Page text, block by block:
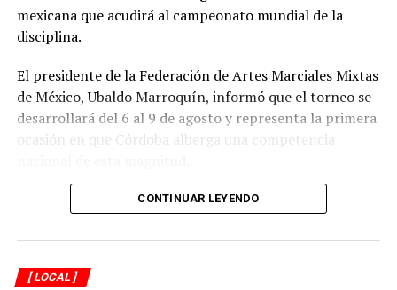
mexicana que acudirá al campeonato mundial de la
disciplina.
El presidente de la Federación de Artes Marciales Mixtas
de México, Ubaldo Marroquín, informó que el torneo se
desarrollará del 6 al 9 de agosto y representa la primera
ocasión en que Córdoba alberga una competencia
CONTINUAR LEYENDO
[ LOCAL ]